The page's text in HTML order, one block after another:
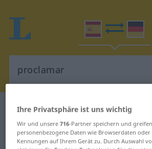
Spanisch-Deutsch Wörterbuch
Spanisch-Deutsch
"proclamar"
Ihre Privatsphäre ist uns wichtig
Wir und unsere716-Partner speichern und
personenbezogene Daten wie Browserdaten
Kennungen auf Ihrem Gerät zu. Durch Auswahl